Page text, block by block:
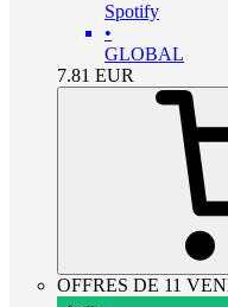
Spotify
•
GLOBAL
7.81 EUR
OFFRES DE 11